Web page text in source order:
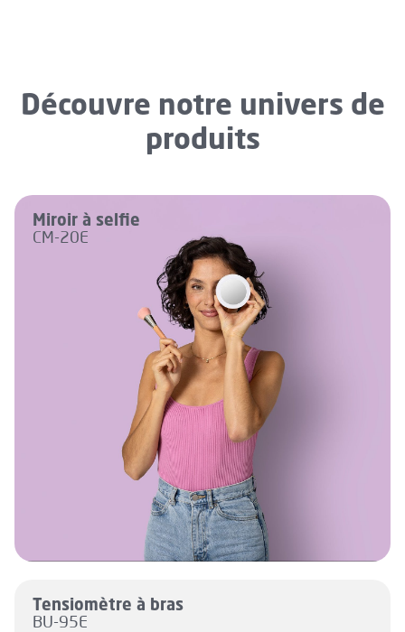
Découvre notre univers de
produits
Miroir à selfie
CM-20E
Tensiomètre à bras
BU-95E